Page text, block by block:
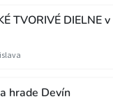
TVORIVÉ DIELNE
hrade Devín